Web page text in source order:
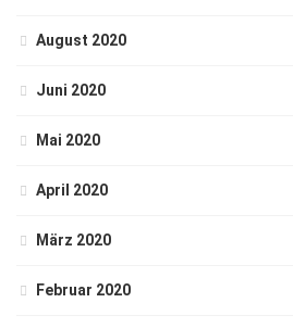
August 2020
Juni 2020
Mai 2020
April 2020
März 2020
Februar 2020